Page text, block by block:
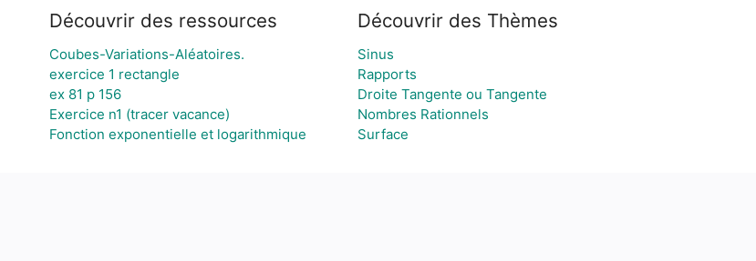
Découvrir des ressources
Coubes-Variations-Aléatoires.
exercice 1 rectangle
ex 81 p 156
Exercice n1 (tracer vacance)
Fonction exponentielle et logarithmique
Découvrir des Thèmes
Sinus
Rapports
Droite Tangente ou Tangente
Nombres Rationnels
Surface